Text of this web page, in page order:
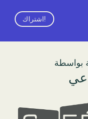
اشتراك!
بواسطة